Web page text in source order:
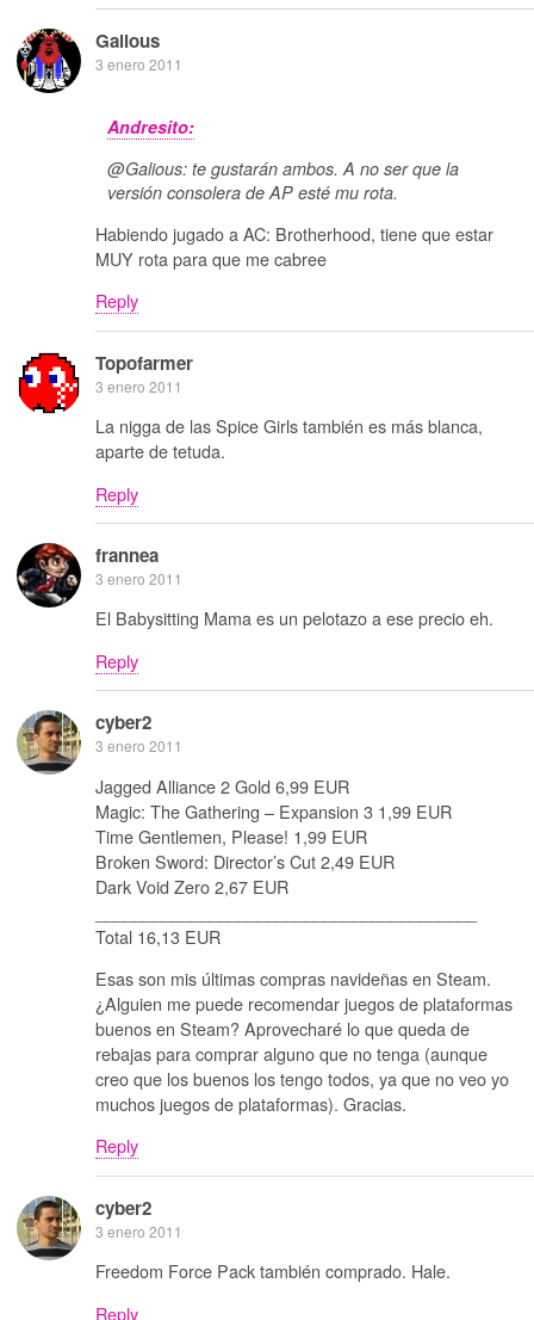
Galious
3 enero 2011
Andresito:
@Galious: te gustarán ambos. A no ser que la
versión consolera de AP esté mu rota.
Habiendo jugado a AC: Brotherhood, tiene que estar
MUY rota para que me cabree
Reply
Topofarmer
3 enero 2011
La nigga de las Spice Girls también es más blanca,
aparte de tetuda.
Reply
frannea
3 enero 2011
El Babysitting Mama es un pelotazo a ese precio eh.
Reply
cyber2
3 enero 2011
Jagged Alliance 2 Gold 6,99 EUR
Magic: The Gathering – Expansion 3 1,99 EUR
Time Gentlemen, Please! 1,99 EUR
Broken Sword: Director’s Cut 2,49 EUR
Dark Void Zero 2,67 EUR
Total 16,13 EUR
Esas son mis últimas compras navideñas en Steam.
¿Alguien me puede recomendar juegos de plataformas
buenos en Steam? Aprovecharé lo que queda de
rebajas para comprar alguno que no tenga (aunque
creo que los buenos los tengo todos, ya que no veo yo
muchos juegos de plataformas). Gracias.
Reply
cyber2
3 enero 2011
Freedom Force Pack también comprado. Hale.
Reply